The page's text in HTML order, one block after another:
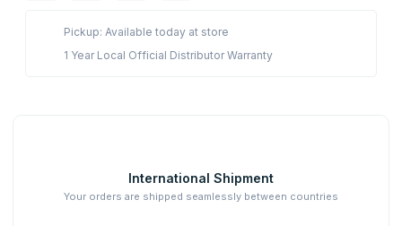
Pickup: Available today at store
1 Year Local Official Distributor Warranty
International Shipment
Your orders are shipped seamlessly between countries